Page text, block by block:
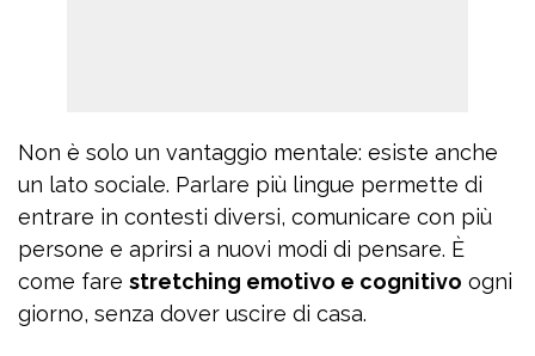
Non è solo un vantaggio mentale: esiste anche
un lato sociale. Parlare più lingue permette di
entrare in contesti diversi, comunicare con più
persone e aprirsi a nuovi modi di pensare. È
come fare stretching emotivo e cognitivo ogni
giorno, senza dover uscire di casa.